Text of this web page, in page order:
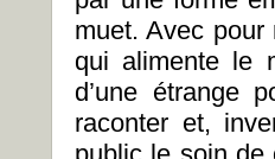
muet. Avec pour
qui alimente le
d’une étrange
raconter et,